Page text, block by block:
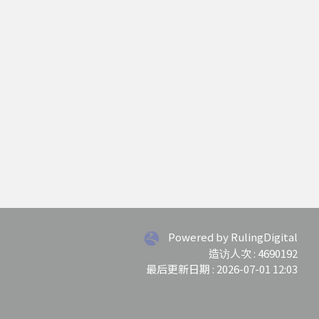
Powered by RulingDigital
造访人次 : 4690192
最后更新日期 : 2026-07-01 12:03